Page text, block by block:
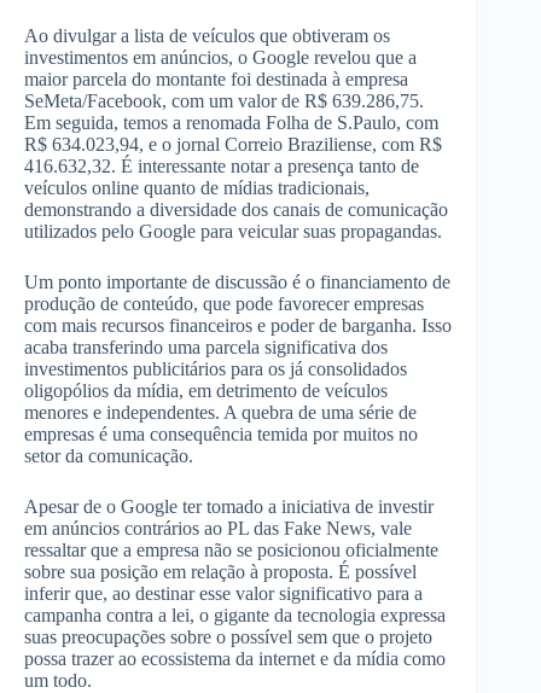
Ao divulgar a lista de veículos que obtiveram os
investimentos em anúncios, o Google revelou que a
maior parcela do montante foi destinada à empresa
SeMeta/Facebook, com um valor de R$ 639.286,75.
Em seguida, temos a renomada Folha de S.Paulo, com
R$ 634.023,94, e o jornal Correio Braziliense, com R$
416.632,32. É interessante notar a presença tanto de
veículos online quanto de mídias tradicionais,
demonstrando a diversidade dos canais de comunicação
utilizados pelo Google para veicular suas propagandas.
Um ponto importante de discussão é o financiamento de
produção de conteúdo, que pode favorecer empresas
com mais recursos financeiros e poder de barganha. Isso
acaba transferindo uma parcela significativa dos
investimentos publicitários para os já consolidados
oligopólios da mídia, em detrimento de veículos
menores e independentes. A quebra de uma série de
empresas é uma consequência temida por muitos no
setor da comunicação.
Apesar de o Google ter tomado a iniciativa de investir
em anúncios contrários ao PL das Fake News, vale
ressaltar que a empresa não se posicionou oficialmente
sobre sua posição em relação à proposta. É possível
inferir que, ao destinar esse valor significativo para a
campanha contra a lei, o gigante da tecnologia expressa
suas preocupações sobre o possível sem que o projeto
possa trazer ao ecossistema da internet e da mídia como
um todo.